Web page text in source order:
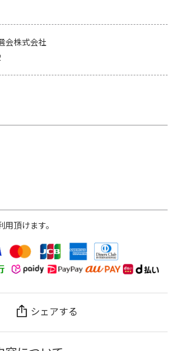
会株式会社
頂けます。
シェアする